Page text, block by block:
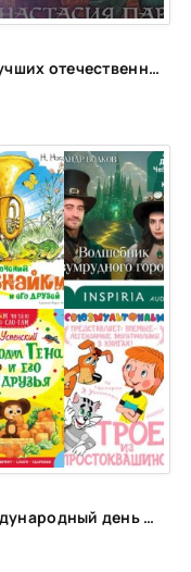
30 лучших отечественных фэнтези циклов
Международный день друзей | ЦБС Пожарского МО